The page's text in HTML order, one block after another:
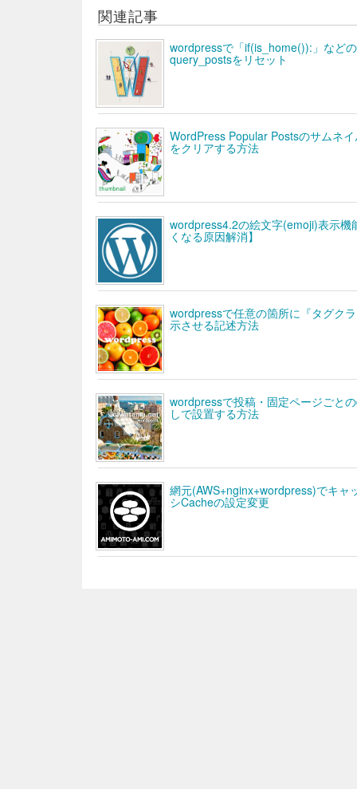
関連記事
wordpressで「if(is_home()):」など
query_postsをリセット
WordPress Popular Postsのサムネ
をクリアする方法
wordpress4.2の絵文字(emoji)表示機
くなる原因解消】
wordpressで任意の箇所に『タグク
示させる記述方法
wordpressで投稿・固定ページごと
しで設置する方法
網元(AWS+nginx+wordpress)でキャ
シCacheの設定変更